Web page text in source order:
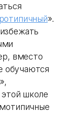
».
вместо
обучаются
школе